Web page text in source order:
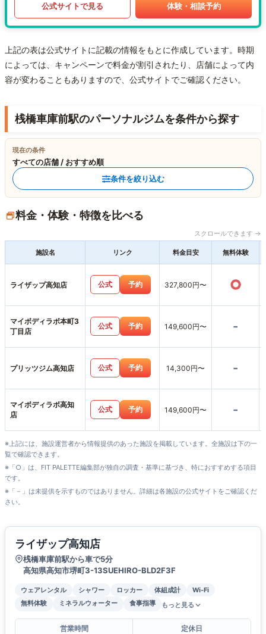
公式サイトで見る 体験・相談予約
上記の表は公式サイトに記載の情報をもとに作成しています。時期
によっては、キャンペーンで料金が割引されたり、店舗によって内
容が変わることもありますので、公式サイトでご確認ください。
桟橋車庫前駅のパーソナルジムを条件から探す
現在の条件
すべての店舗 / おすすめ順
条件を絞り込む
料金・体験・特徴を比べる
スクロールできます →
施設名 リンク 料金目安 無料体験
ライザップ高知店 公式 予約 327,800円〜 ○
マイボディラボ本町3
丁目店
公式 予約 149,600円〜 -
プリッツジム高知店 公式 予約 14,300円〜 -
マイボディラボ高知
店
公式 予約 149,600円〜 -
※上記には、施設運営者から情報提供のあった施設を掲載しています。全施設は下の一
覧で確認できます。
※「○」は、FIT PALETTE編集部が独自の調査・基準に基づき、特におすすめする項目
です。
※「－」は未提供を示すものではありません。詳細は各施設の公式サイトをご確認くだ
さい。
ライザップ高知店
桟橋車庫前駅から車で5分
高知県高知市堺町3-13SUEHIRO-BLD2F3F
ウェアレンタル シャワー ロッカー 体組成計
Wi-Fi
無料体験
ミネラルウォーター 食事指導 もっと見る
営業時間
定休日